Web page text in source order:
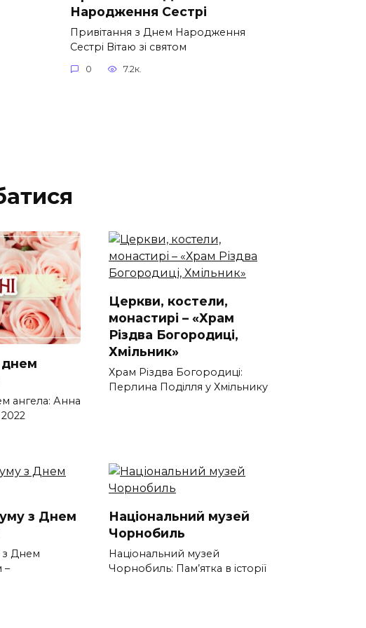
Народження Сестрі
Привітання з Днем Народження
Сестрі Вітаю зі святом
0 7.2к.
днем
ангела: Анна
Церкви, костели,
монастирі – «Храм
Різдва Богородиці,
Хмільник»
Храм Різдва Богородиці:
Перлина Поділля у Хмільнику
з Днем
з Днем
–
Національний музей
Чорнобиль
Національний музей
Чорнобиль: Пам’ятка в історії